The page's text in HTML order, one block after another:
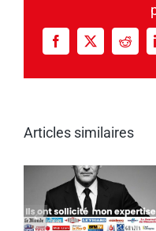
Facebook
X Reddit
Articles similaires